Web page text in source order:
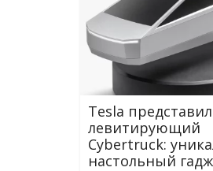
Tesla
левитирующий
Cybertruck:
настольный